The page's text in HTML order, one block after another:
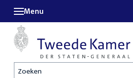
Zoeken
Menu